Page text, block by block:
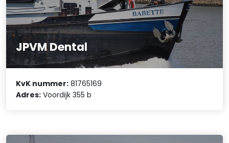
JPVM Dental
KvK nummer: 81765169
Adres: Voordijk 355 b